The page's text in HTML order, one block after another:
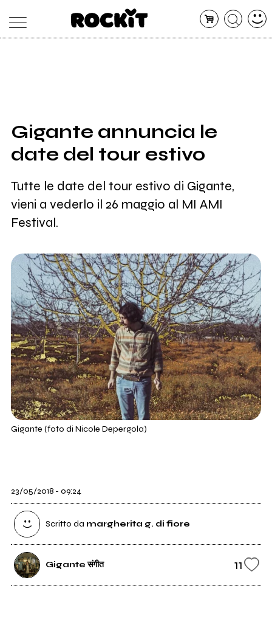
SHOP
RADIO
Gigante annuncia le
date del tour estivo
Tutte le date del tour estivo di Gigante,
vieni a vederlo il 26 maggio al MI AMI
Festival.
Gigante (foto di Nicole Depergola)
23/05/2018 - 09:24
Scritto da margherita g. di fiore
Gigante संगीत 11